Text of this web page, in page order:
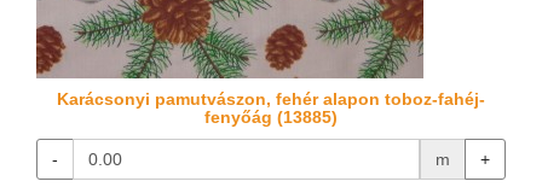
Karácsonyi pamutvászon, fehér alapon toboz-fahéj-
fenyőág (13885)
- m +